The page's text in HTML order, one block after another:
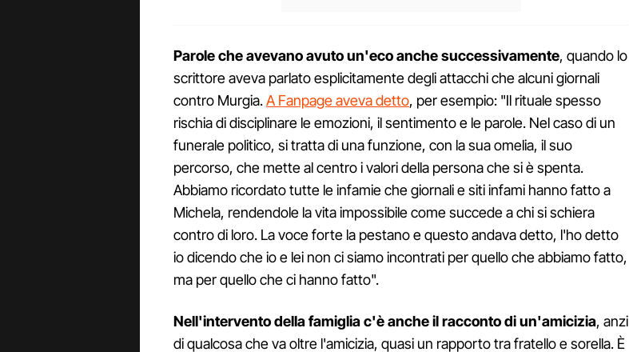
Parole che avevano avuto un'eco anche successivamente, quando lo
scrittore aveva parlato esplicitamente degli attacchi che alcuni giornali
contro Murgia.A Fanpage aveva detto, per esempio: "Il rituale spesso
rischia di disciplinare le emozioni, il sentimento e le parole. Nel caso di un
funerale politico, si tratta di una funzione, con la sua omelia, il suo
percorso, che mette al centro i valori della persona che si è spenta.
Abbiamo ricordato tutte le infamie che giornali e siti infami hanno fatto a
Michela, rendendole la vita impossibile come succede a chi si schiera
contro di loro. La voce forte la pestano e questo andava detto, l'ho detto
io dicendo che io e lei non ci siamo incontrati per quello che abbiamo fatto,
ma per quello che ci hanno fatto".
Nell'intervento della famiglia c'è anche il racconto di un'amicizia, anzi
di qualcosa che va oltre l'amicizia, quasi un rapporto tra fratello e sorella. È